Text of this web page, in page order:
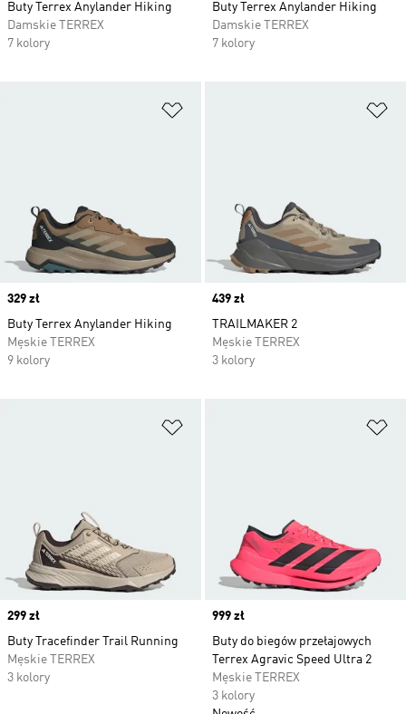
Buty Terrex Anylander Hiking
Damskie TERREX
7 kolory
Buty Terrex Anylander Hiking
Damskie TERREX
7 kolory
Price
329 zł
Buty Terrex Anylander Hiking
Męskie TERREX
9 kolory
Price
439 zł
TRAILMAKER 2
Męskie TERREX
3 kolory
Price
299 zł
Buty Tracefinder Trail Running
Męskie TERREX
3 kolory
Price
999 zł
Buty do biegów przełajowych
Terrex Agravic Speed Ultra 2
Męskie TERREX
3 kolory